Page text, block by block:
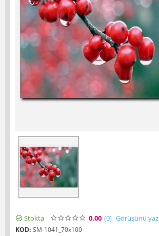
Stokta 0.00 (0) Görüşünü yaz
KOD: SM-1041_70x100